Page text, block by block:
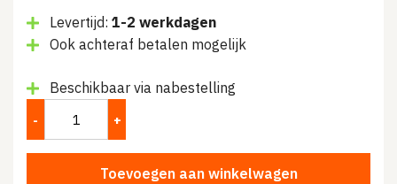
was:
€2.49.
is:
€1.95.
Levertijd: 1-2 werkdagen
Ook achteraf betalen mogelijk
Beschikbaar via nabestelling
Toevoegen aan winkelwagen